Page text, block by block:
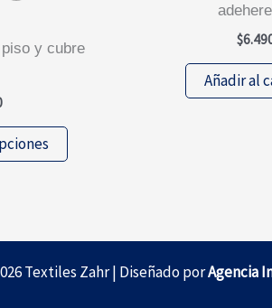
Este
producto
opciones
$
Añadir al
Textiles Zahr | Diseñado porAgencia